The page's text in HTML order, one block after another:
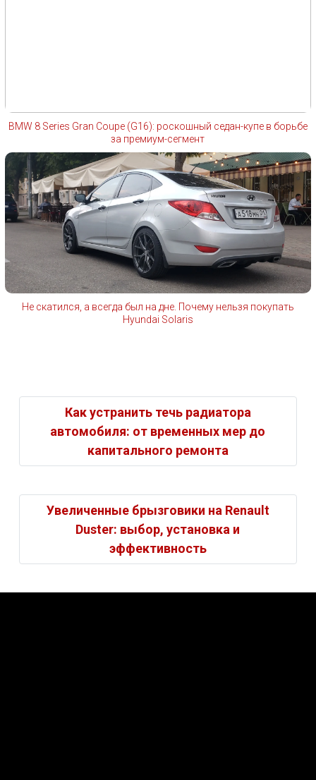
BMW 8 Series Gran Coupe (G16): роскошный седан-купе в борьбе
за премиум-сегмент
Не скатился, а всегда был на дне. Почему нельзя покупать
Hyundai Solaris
Как устранить течь радиатора
автомобиля: от временных мер до
капитального ремонта
Увеличенные брызговики на Renault
Duster: выбор, установка и
эффективность